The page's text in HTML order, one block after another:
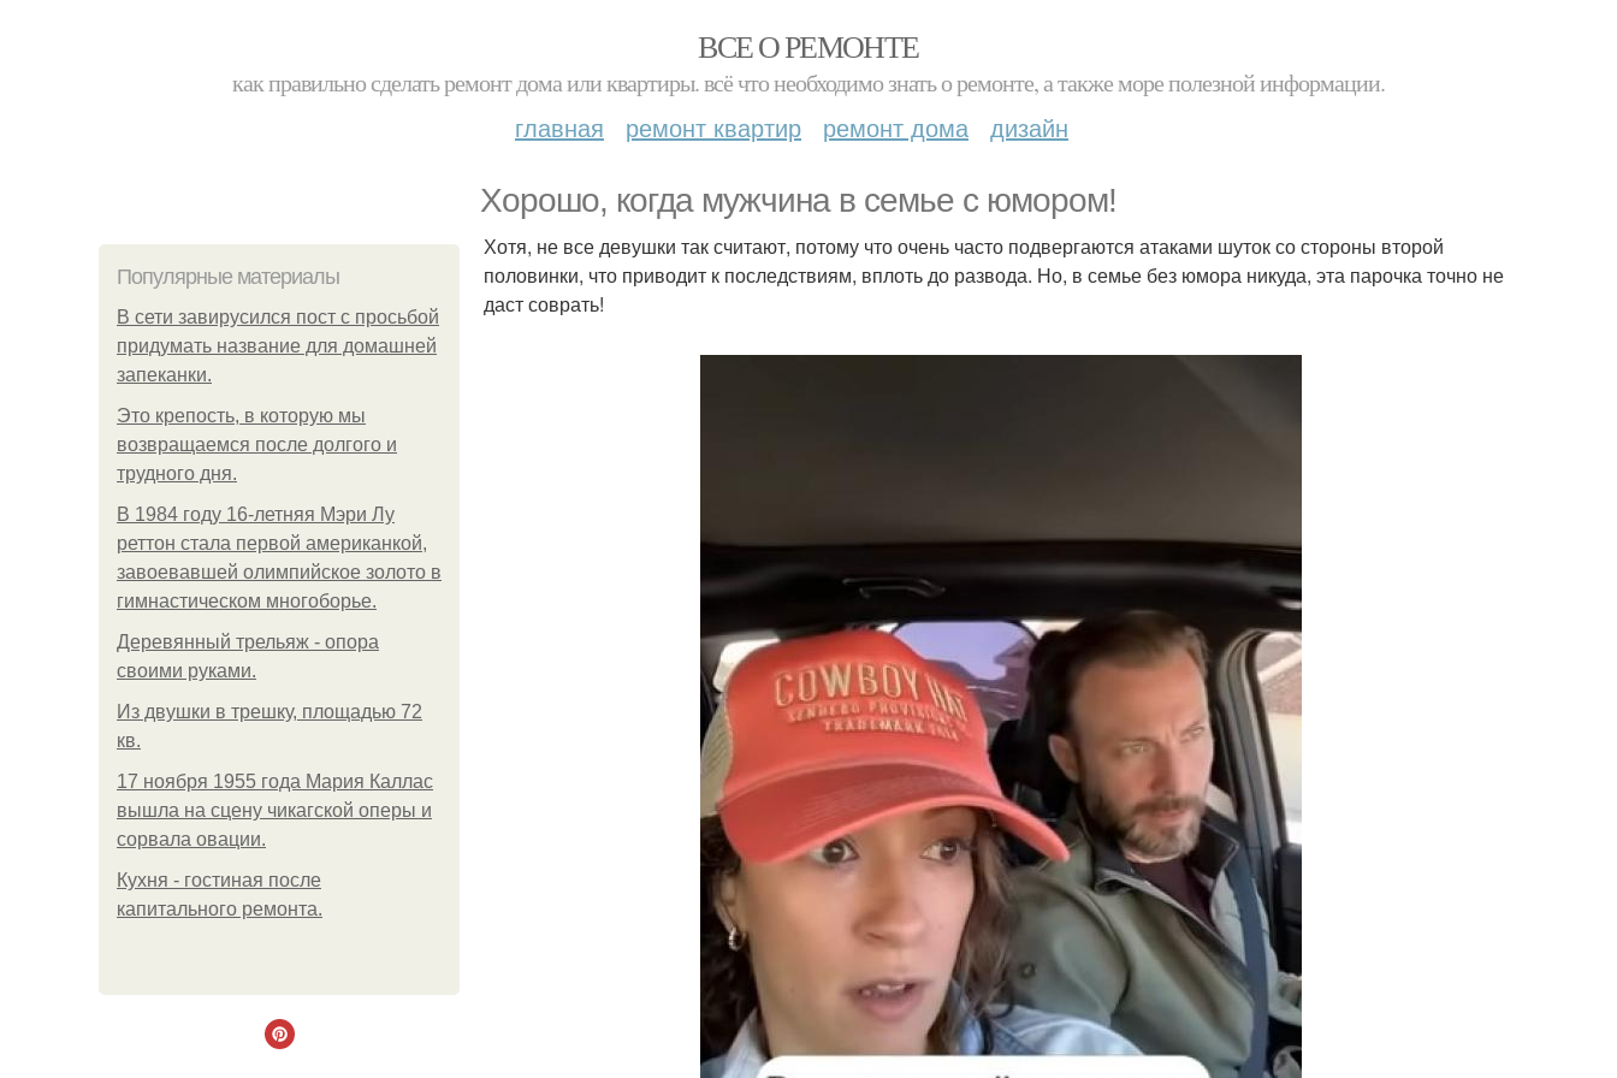
ВСЕ О РЕМОНТЕ
как правильно сделать ремонт дома или квартиры. всё что необходимо знать о ремонте, а также море полезной информации.
главная ремонт квартир ремонт дома дизайн
Хорошо, когда мужчина в семье с юмором!
Популярные материалы
В сети завирусился пост с просьбой
придумать название для домашней
запеканки.
Это крепость, в которую мы
возвращаемся после долгого и
трудного дня.
В 1984 году 16-летняя Мэри Лу
реттон стала первой американкой,
завоевавшей олимпийское золото в
гимнастическом многоборье.
Деревянный трельяж - опора
своими руками.
Из двушки в трешку, площадью 72
кв.
17 ноября 1955 года Мария Каллас
вышла на сцену чикагской оперы и
сорвала овации.
Кухня - гостиная после
капитального ремонта.
Хотя, не все девушки так считают, потому что очень часто подвергаются атаками шуток со стороны второй
половинки, что приводит к последствиям, вплоть до развода. Но, в семье без юмора никуда, эта парочка точно не
даст соврать!